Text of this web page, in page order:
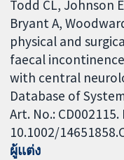
Todd CL, Johnson
Bryant A,
physical and
faecal
with central
Database of
Art. No.: CD002115.
10.1002/
ผู้แต่ง